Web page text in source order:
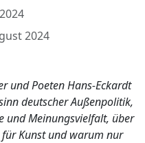
2024
und Poeten Hans-Eckardt
deutscher Außenpolitik,
und Meinungsvielfalt, über
Kunst und warum nur